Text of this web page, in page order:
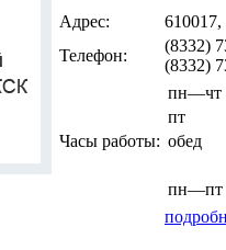
Адрес:
Телефон:
(8332)
(8332)
Часы работы:
пн—чт
пт
обед
пн—пт